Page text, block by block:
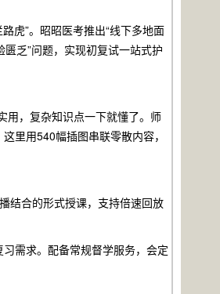
虎”。昭昭医考推出“线下多地面
乏”问题，实现初复试一站式护
用，复杂知识点一下就懂了。师
里用540幅插图串联零散内容，
结合的形式授课，支持倍速回放
需求。配备常规督学服务，会定